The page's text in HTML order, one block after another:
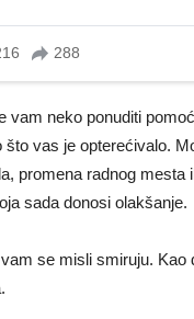
vam neko ponuditi
što vas je opterećivalo.
promena radnog mesta
sada donosi olakšanje.
se misli smiruju. Kao